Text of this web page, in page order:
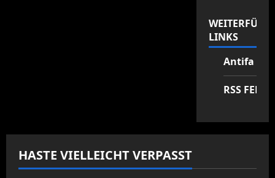
LINKS
Antifa
RSS FEED
HASTE VIELLEICHT VERPASST